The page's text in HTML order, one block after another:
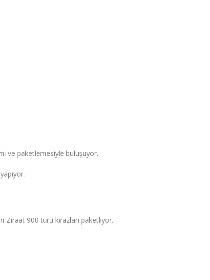
ve paketlemesiyle buluşuyor.
Ziraat 900 türü kirazları paketliyor.